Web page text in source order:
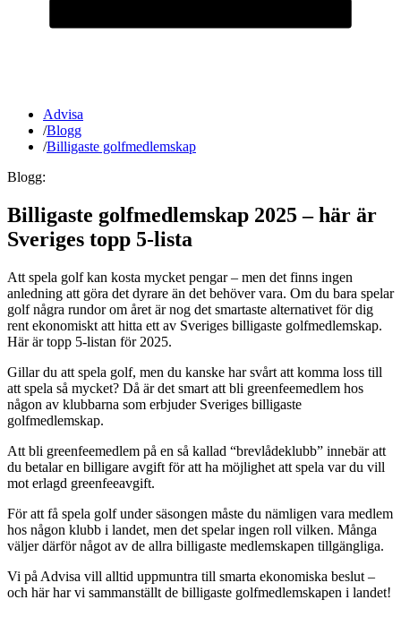
Advisa
/Blogg
/Billigaste golfmedlemskap
Blogg:
Billigaste golfmedlemskap 2025 – här är
Sveriges topp 5-lista
Att spela golf kan kosta mycket pengar – men det finns ingen
anledning att göra det dyrare än det behöver vara. Om du bara spelar
golf några rundor om året är nog det smartaste alternativet för dig
rent ekonomiskt att hitta ett av Sveriges billigaste golfmedlemskap.
Här är topp 5-listan för 2025.
Gillar du att spela golf, men du kanske har svårt att komma loss till
att spela så mycket? Då är det smart att bli greenfeemedlem hos
någon av klubbarna som erbjuder Sveriges billigaste
golfmedlemskap.
Att bli greenfeemedlem på en så kallad “brevlådeklubb” innebär att
du betalar en billigare avgift för att ha möjlighet att spela var du vill
mot erlagd greenfeeavgift.
För att få spela golf under säsongen måste du nämligen vara medlem
hos någon klubb i landet, men det spelar ingen roll vilken. Många
väljer därför något av de allra billigaste medlemskapen tillgängliga.
Vi på Advisa vill alltid uppmuntra till smarta ekonomiska beslut –
och här har vi sammanställt de billigaste golfmedlemskapen i landet!